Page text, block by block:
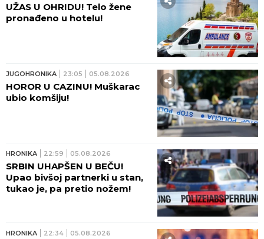
UŽAS U OHRIDU! Telo žene
pronađeno u hotelu!
JUGOHRONIKA 23:05 05.08.2026
HOROR U CAZINU! Muškarac
ubio komšiju!
HRONIKA 22:59 05.08.2026
SRBIN UHAPŠEN U BEČU!
Upao bivšoj partnerki u stan,
tukao je, pa pretio nožem!
HRONIKA 22:34 05.08.2026